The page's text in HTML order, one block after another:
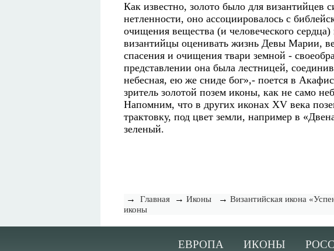
Как известно, золото было для
нетленности, оно ассоциировалось с
очищения вещества (и человеческого
византийцы оценивать жизнь Девы Марии,
спасения и очищения твари земной -
представлении она была лестницей,
небесная, ею же сниде бог»,- поется в
зритель золотой позем иконы, как не само
Напомним, что в других иконах XV века
трактовку, под цвет земли, например в
зеленый.
→ Главная → Иконы → Византийская икона
иконы
ЕВРОПА ИКОНЫ